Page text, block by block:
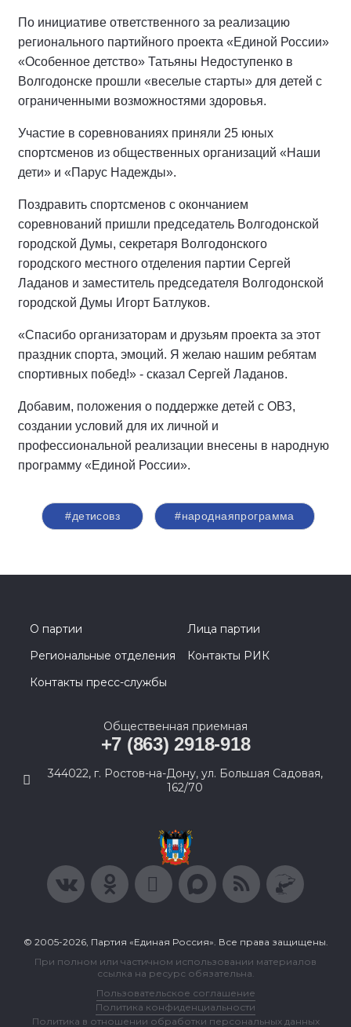
По инициативе ответственного за реализацию
регионального партийного проекта «Единой России»
«Особенное детство» Татьяны Недоступенко в
Волгодонске прошли «веселые старты» для детей с
ограниченными возможностями здоровья.
Участие в соревнованиях приняли 25 юных
спортсменов из общественных организаций «Наши
дети» и «Парус Надежды».
Поздравить спортсменов с окончанием
соревнований пришли председатель Волгодонской
городской Думы, секретаря Волгодонского
городского местного отделения партии Сергей
Ладанов и заместитель председателя Волгодонской
городской Думы Игорт Батлуков.
«Спасибо организаторам и друзьям проекта за этот
праздник спорта, эмоций. Я желаю нашим ребятам
спортивных побед!» - сказал Сергей Ладанов.
Добавим, положения о поддержке детей с ОВЗ,
создании условий для их личной и
профессиональной реализации внесены в народную
программу «Единой России».
#детисовз #народнаяпрограмма
О партии
Лица партии
Региональные отделения
Контакты РИК
Контакты пресс-службы
Общественная приемная
+7 (863) 2918-918
344022, г. Ростов-на-Дону, ул. Большая Садовая,
162/70
© 2005-2026, Партия «Единая Россия». Все права защищены.
При полном или частичном использовании материалов
ссылка на ресурс обязательна.
Пользовательское соглашение
Политика конфиденциальности
Политика в отношении обработки персональных данных